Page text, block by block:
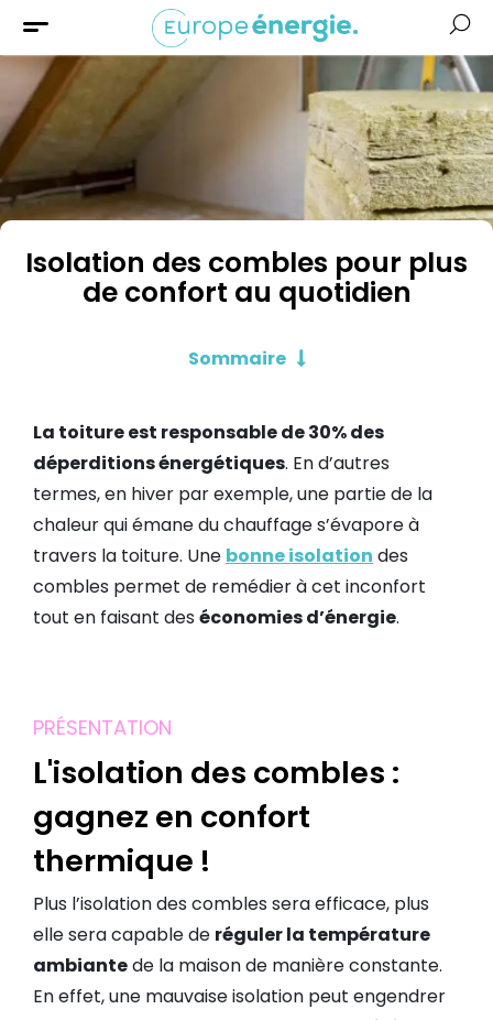
Isolation des combles pour plus
de confort au quotidien
Sommaire
La toiture est responsable de 30% des
déperditions énergétiques. En d’autres
termes, en hiver par exemple, une partie de la
chaleur qui émane du chauffage s’évapore à
travers la toiture. Une bonne isolation des
combles permet de remédier à cet inconfort
tout en faisant des économies d’énergie.
PRÉSENTATION
L'isolation des combles :
gagnez en confort
thermique !
Plus l’isolation des combles sera efficace, plus
elle sera capable de réguler la température
ambiantede la maison de manière constante.
En effet, une mauvaise isolation peut engendrer
Solaire Chauffage
Aides &
Financement